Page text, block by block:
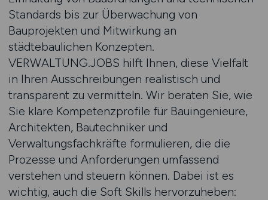
Standards bis zur Überwachung von
Bauprojekten und Mitwirkung an
städtebaulichen Konzepten.
VERWALTUNG.JOBS hilft Ihnen, diese Vielfalt
in Ihren Ausschreibungen realistisch und
transparent zu vermitteln. Wir beraten Sie, wie
Sie klare Kompetenzprofile für Bauingenieure,
Architekten, Bautechniker und
Verwaltungsfachkräfte formulieren, die die
Prozesse und Anforderungen umfassend
verstehen und steuern können. Dabei ist es
wichtig, auch die Soft Skills hervorzuheben: